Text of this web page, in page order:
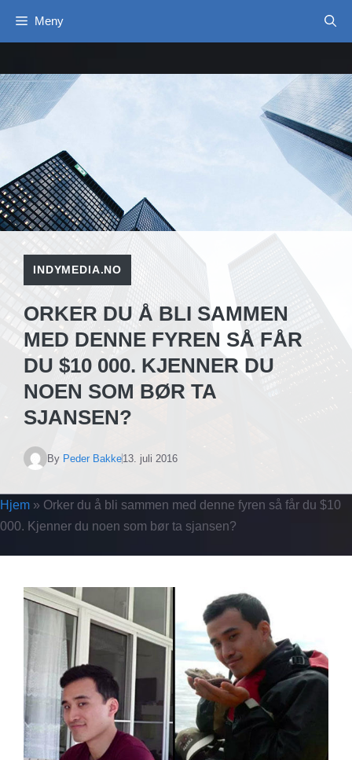
Meny
INDYMEDIA.NO
ORKER DU Å BLI SAMMEN
MED DENNE FYREN SÅ FÅR
DU $10 000. KJENNER DU
NOEN SOM BØR TA
SJANSEN?
By Peder Bakke13. juli 2016
Hjem » Orker du å bli sammen med denne fyren så får du $10
000. Kjenner du noen som bør ta sjansen?